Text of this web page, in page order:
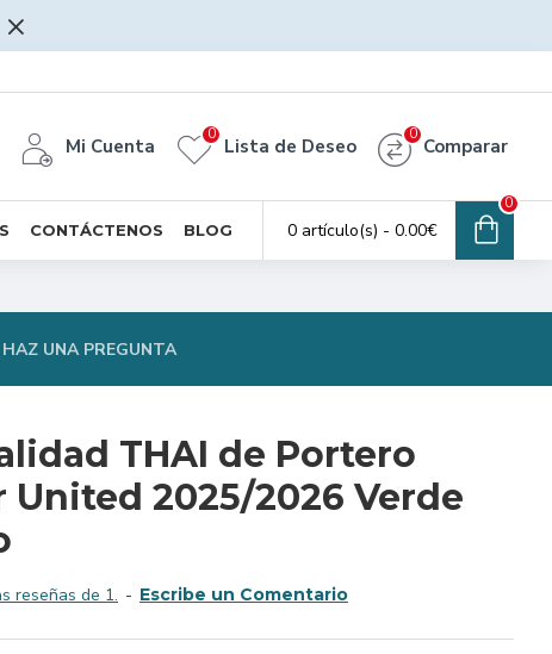
Mi Cuenta Lista de Deseo
0
Comparar
0
CONTÁCTENOS BLOG 0 artículo(s) - 0.00€
0
HAZ UNA PREGUNTA
THAI de Portero
United 2025/2026 Verde
reseñas de 1. - Escribe un Comentario